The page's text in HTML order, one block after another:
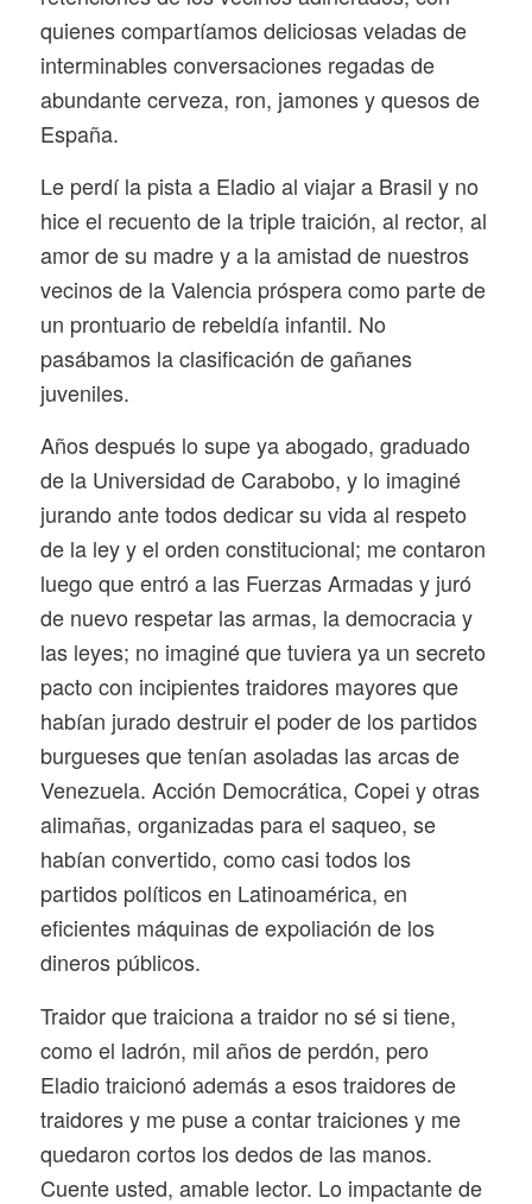
quienes compartíamos deliciosas veladas de
interminables conversaciones regadas de
abundante cerveza, ron, jamones y quesos de
España.
Le perdí la pista a Eladio al viajar a Brasil y no
hice el recuento de la triple traición, al rector, al
amor de su madre y a la amistad de nuestros
vecinos de la Valencia próspera como parte de
un prontuario de rebeldía infantil. No
pasábamos la clasificación de gañanes
juveniles.
Años después lo supe ya abogado, graduado
de la Universidad de Carabobo, y lo imaginé
jurando ante todos dedicar su vida al respeto
de la ley y el orden constitucional; me contaron
luego que entró a las Fuerzas Armadas y juró
de nuevo respetar las armas, la democracia y
las leyes; no imaginé que tuviera ya un secreto
pacto con incipientes traidores mayores que
habían jurado destruir el poder de los partidos
burgueses que tenían asoladas las arcas de
Venezuela. Acción Democrática, Copei y otras
alimañas, organizadas para el saqueo, se
habían convertido, como casi todos los
partidos políticos en Latinoamérica, en
eficientes máquinas de expoliación de los
dineros públicos.
Traidor que traiciona a traidor no sé si tiene,
como el ladrón, mil años de perdón, pero
Eladio traicionó además a esos traidores de
traidores y me puse a contar traiciones y me
quedaron cortos los dedos de las manos.
Cuente usted, amable lector. Lo impactante de